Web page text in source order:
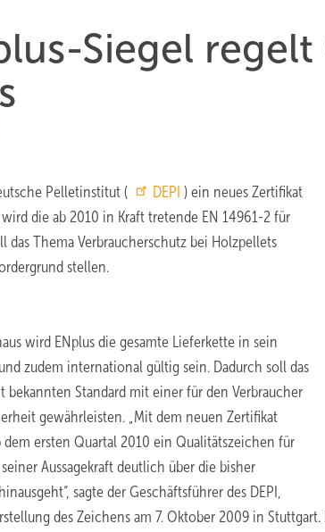
Siegel
Pelletinstitut ( DEPI ) ein neues Zertifikat
die ab 2010 in Kraft tretende EN 14961-2 für
das Thema Verbraucherschutz bei Holzpellets
stellen.
wird ENplus die gesamte Lieferkette in sein
zudem international gültig sein. Dadurch soll das
Standard mit einer für den Verbraucher
gewährleisten. „Mit dem neuen Zertifikat
dem ersten Quartal 2010 ein Qualitätszeichen für
Aussagekraft deutlich über die bisher
sagte der Geschäftsführer des DEPI,
des Zeichens am 7. Oktober 2009 in